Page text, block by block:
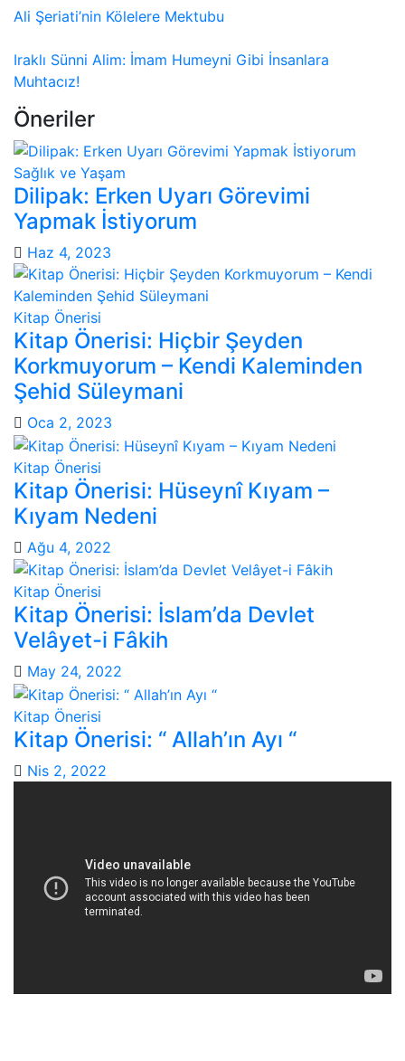
Ali Şeriati’nin Kölelere Mektubu
Iraklı Sünni Alim: İmam Humeyni Gibi İnsanlara
Muhtacız!
Öneriler
Sağlık ve Yaşam
Dilipak: Erken Uyarı Görevimi
Yapmak İstiyorum
Haz 4, 2023
Kitap Önerisi
Kitap Önerisi: Hiçbir Şeyden
Korkmuyorum – Kendi Kaleminden
Şehid Süleymani
Oca 2, 2023
Kitap Önerisi
Kitap Önerisi: Hüseynî Kıyam –
Kıyam Nedeni
Ağu 4, 2022
Kitap Önerisi
Kitap Önerisi: İslam’da Devlet
Velâyet-i Fâkih
May 24, 2022
Kitap Önerisi
Kitap Önerisi: “ Allah’ın Ayı “
Nis 2, 2022